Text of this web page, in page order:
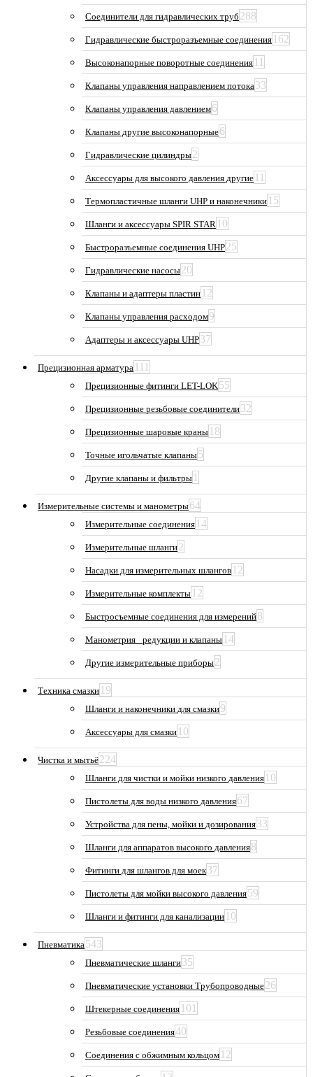
Соединители для гидравлических труб 288
Гидравлические быстроразъемные соединения 162
Высоконапорные поворотные соединения 11
Клапаны управления направлением потока33
Клапаны управления давлением6
Клапаны другие высоконапорные6
Гидравлические цилиндры2
Аксессуары для высокого давления другие 11
Термопластичные шланги UHP и наконечники 15
Шланги и аксессуары SPIR STAR 10
Быстроразъемные соединения UHP25
Гидравлические насосы20
Клапаны и адаптеры пластин 12
Клапаны управления расходом9
Адаптеры и аксессуары UHP37
Прецизионная арматура 111
Прецизионные фитинги LET-LOK55
Прецизионные резьбовые соединители32
Прецизионные шаровые краны 18
Точные игольчатые клапаны5
Другие клапаны и фильтры 1
Измерительные системы и манометры64
Измерительные соединения 14
Измерительные шланги2
Насадки для измерительных шлангов 12
Измерительные комплекты 12
Быстросъемные соединения для измерений8
Манометрия_ редукции и клапаны 14
Другие измерительные приборы2
Техника смазки 19
Шланги и наконечники для смазки9
Аксессуары для смазки 10
Чистка и мытьё224
Шланги для чистки и мойки низкого давления 10
Пистолеты для воды низкого давления67
Устройства для пены, мойки и дозирования33
Шланги для аппаратов высокого давления8
Фитинги для шлангов для моек37
Пистолеты для мойки высокого давления59
Шланги и фитинги для канализации 10
Пневматика543
Пневматические шланги35
Пневматические установки Трубопроводные26
Штекерные соединения 101
Резьбовые соединения40
Соединения с обжимным кольцом 12